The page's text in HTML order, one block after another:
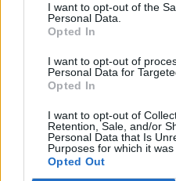
I want to opt-out of the
Personal Data.
Opted In
I want to opt-out of
Personal Data for
Opted In
I want to opt-out of
Retention, Sale, and/or
Personal Data that Is
Purposes for which it was
Opted Out